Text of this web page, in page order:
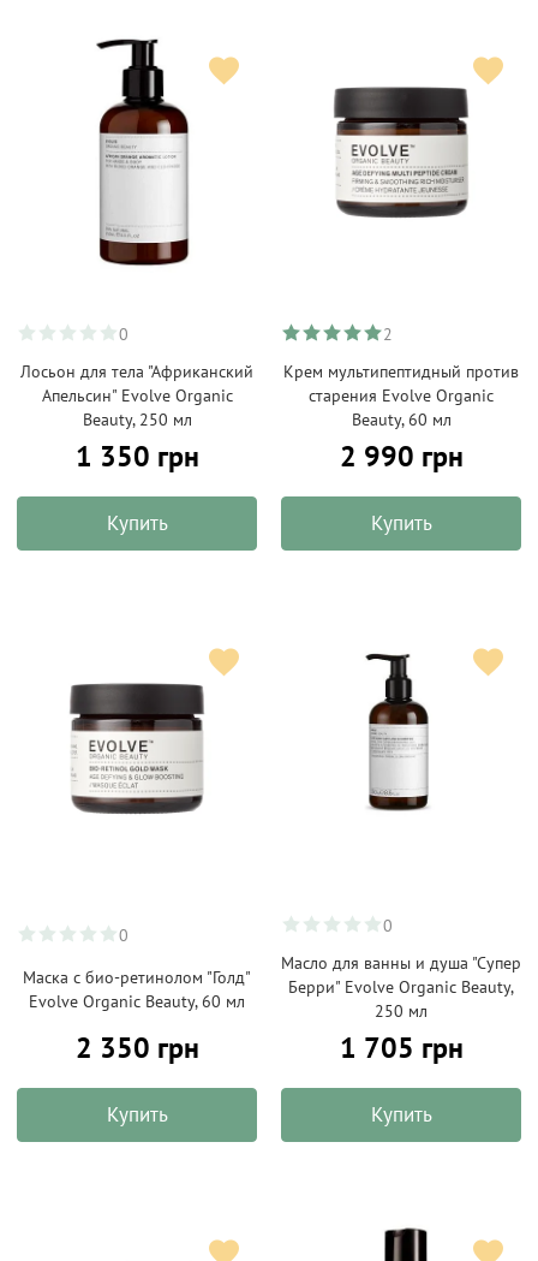
0
Лосьон для тела "Африканский
Апельсин" Evolve Organic
Beauty, 250 мл
1 350 грн
Купить
2
Крем мультипептидный против
старения Evolve Organic
Beauty, 60 мл
2 990 грн
Купить
0
Маска с био-ретинолом "Голд"
Evolve Organic Beauty, 60 мл
2 350 грн
Купить
0
Масло для ванны и душа "Супер
Берри" Evolve Organic Beauty,
250 мл
1 705 грн
Купить